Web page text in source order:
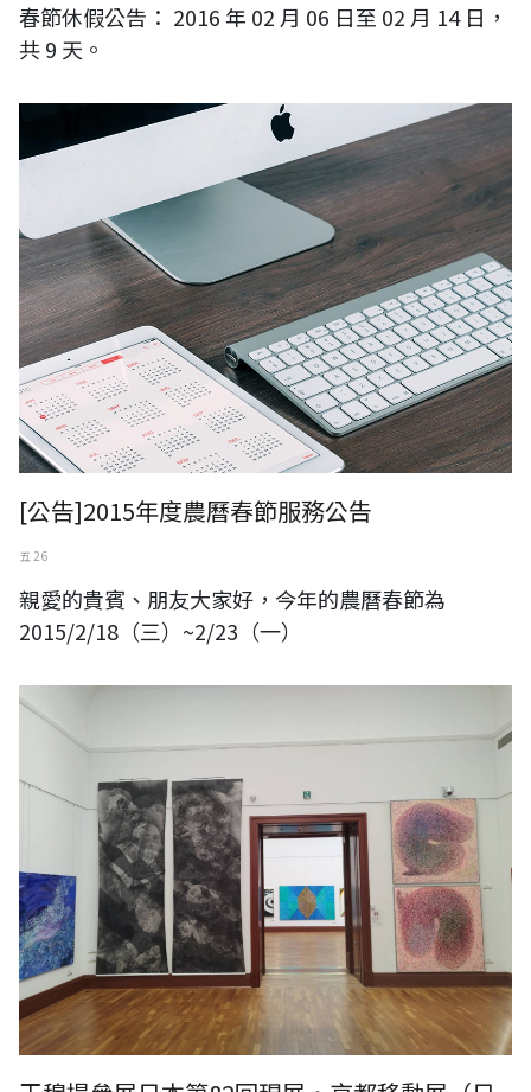
春節休假公告： 2016 年 02 月 06 日至 02 月 14 日，
共 9 天。
[公告]2015年度農曆春節服務公告
五 26
親愛的貴賓、朋友大家好，今年的農曆春節為
2015/2/18（三）~2/23（一）